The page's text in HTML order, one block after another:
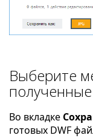
Выберите
Во вкладке
готовых DWF